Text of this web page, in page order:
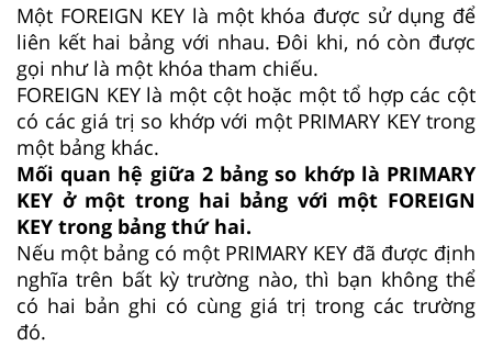
Một FOREIGN KEY là một khóa được sử dụng để
liên kết hai bảng với nhau. Đôi khi, nó còn được
gọi như là một khóa tham chiếu.
FOREIGN KEY là một cột hoặc một tổ hợp các cột
có các giá trị so khớp với một PRIMARY KEY trong
một bảng khác.
Mối quan hệ giữa 2 bảng so khớp là PRIMARY
KEY ở một trong hai bảng với một FOREIGN
KEY trong bảng thứ hai.
Nếu một bảng có một PRIMARY KEY đã được định
nghĩa trên bất kỳ trường nào, thì bạn không thể
có hai bản ghi có cùng giá trị trong các trường
đó.